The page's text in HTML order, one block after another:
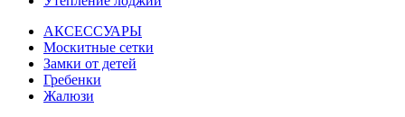
АКСЕССУАРЫ
Москитные сетки
Замки от детей
Гребенки
Жалюзи